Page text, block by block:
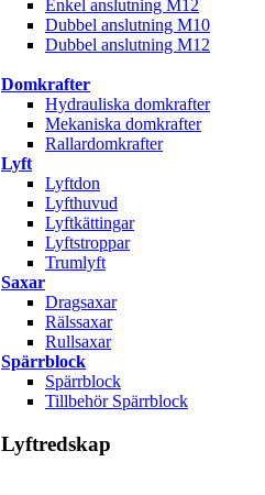
Enkel anslutning M12
Dubbel anslutning M10
Dubbel anslutning M12
Domkrafter
Hydrauliska domkrafter
Mekaniska domkrafter
Rallardomkrafter
Lyft
Lyftdon
Lyfthuvud
Lyftkättingar
Lyftstroppar
Trumlyft
Saxar
Dragsaxar
Rälssaxar
Rullsaxar
Spärrblock
Spärrblock
Tillbehör Spärrblock
Lyftredskap